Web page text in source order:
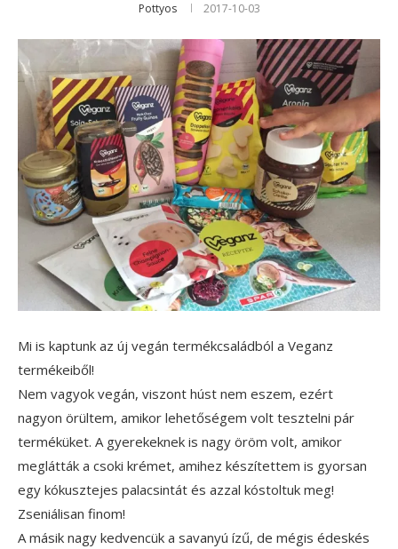
Pottyos 2017-10-03
Mi is kaptunk az új vegán termékcsaládból a Veganz
termékeiből!
Nem vagyok vegán, viszont húst nem eszem, ezért
nagyon örültem, amikor lehetőségem volt tesztelni pár
terméküket. A gyerekeknek is nagy öröm volt, amikor
meglátták a csoki krémet, amihez készítettem is gyorsan
egy kókusztejes palacsintát és azzal kóstoltuk meg!
Zseniálisan finom!
A másik nagy kedvencük a savanyú ízű, de mégis édeskés